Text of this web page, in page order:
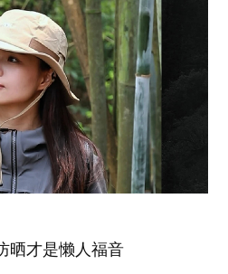
晒才是懒人福音